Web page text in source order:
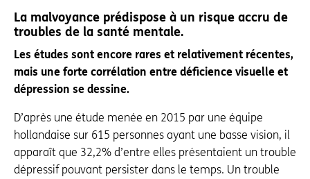
La malvoyance prédispose à un risque accru de
troubles de la santé mentale.
Les études sont encore rares et relativement récentes,
mais une forte corrélation entre déficience visuelle et
dépression se dessine.
D’après une étude menée en 2015 par une équipe
hollandaise sur 615 personnes ayant une basse vision, il
apparaît que 32,2% d’entre elles présentaient un trouble
dépressif pouvant persister dans le temps. Un trouble